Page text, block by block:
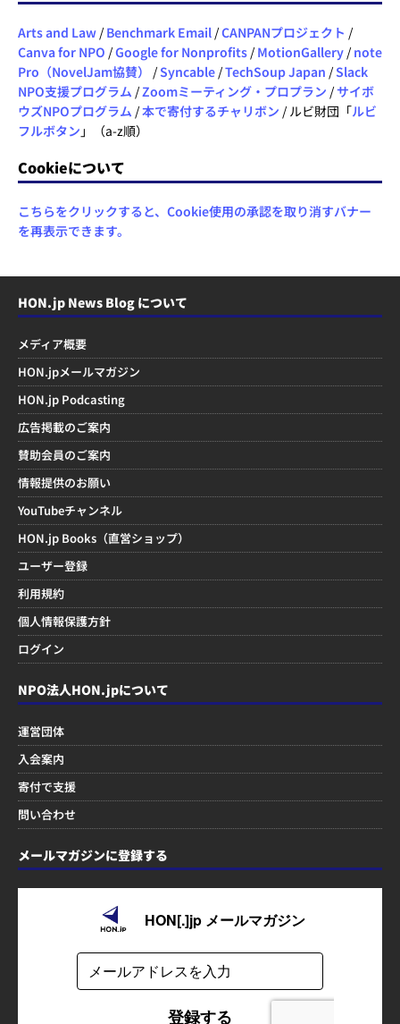
Arts and Law / Benchmark Email /CANPANプロジェクト /
Canva for NPO /Google for Nonprofits / MotionGallery / note
Pro（NovelJam協賛）
/Syncable /TechSoup Japan /Slack
NPO支援プログラム /Zoomミーティング・プロプラン /サイボ
ウズNPOプログラム /本で寄付するチャリボン / ルビ財団「ルビ
フルボタン 」（a-z順）
Cookieについて
こちらをクリックすると、Cookie使用の承認を取り消すバナー
を再表示できます。
HON.jp News Blog について
メディア概要
HON.jpメールマガジン
HON.jp Podcasting
広告掲載のご案内
賛助会員のご案内
情報提供のお願い
YouTubeチャンネル
HON.jp Books（直営ショップ）
ユーザー登録
利用規約
個人情報保護方針
ログイン
NPO法人HON.jpについて
運営団体
入会案内
寄付で支援
問い合わせ
メールマガジンに登録する